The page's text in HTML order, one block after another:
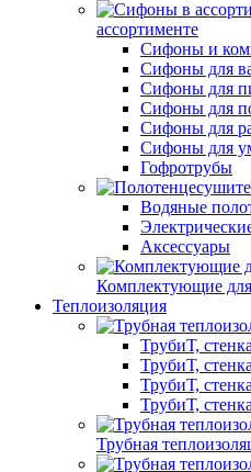
ассортименте
Сифоны и
Сифоны для
Сифоны для
Сифоны для
Сифоны для
Сифоны для
Гофротрубы
Водяные
Аксессуары
Комплектующие
Теплоизоляция
ТрубиТ,
ТрубиТ,
ТрубиТ,
ТрубиТ,
Трубная